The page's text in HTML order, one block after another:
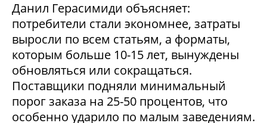
Данил Герасимиди объясняет:
потребители стали экономнее, затраты
выросли по всем статьям, а форматы,
которым больше 10-15 лет, вынуждены
обновляться или сокращаться.
Поставщики подняли минимальный
порог заказа на 25-50 процентов, что
особенно ударило по малым заведениям.